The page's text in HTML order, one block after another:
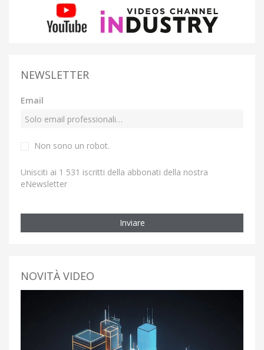
NEWSLETTER
Email
Non sono un robot.
Unisciti ai 1 531 iscritti della abbonati della nostra
eNewsletter
Inviare
NOVITÀ VIDEO